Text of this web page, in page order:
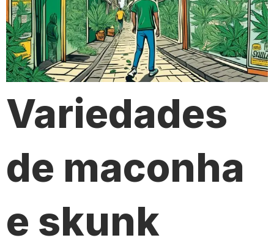
Variedades
de maconha
e skunk